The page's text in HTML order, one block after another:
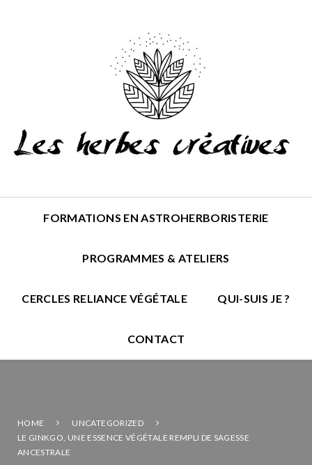
FORMATIONS EN ASTROHERBORISTERIE
PROGRAMMES & ATELIERS
CERCLES RELIANCE VÉGÉTALE QUI-SUIS JE ?
CONTACT
HOME
UNCATEGORIZED
LE GINKGO, UNE ESSENCE VÉGÉTALE REMPLI DE SAGESSE
ANCESTRALE